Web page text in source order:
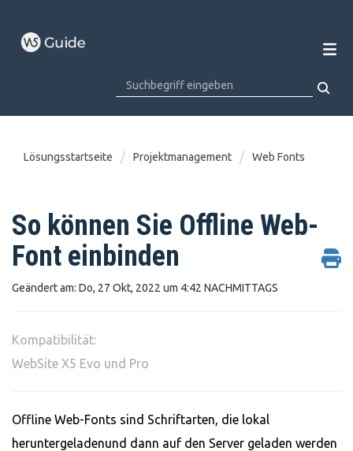
Lösungsstartseite Projektmanagement Web Fonts
So können Sie Offline Web-
Font einbinden
Geändert am: Do, 27 Okt, 2022 um 4:42 NACHMITTAGS
Kompatibilität:
WebSite X5 Evo und Pro
Offline Web-Fonts sind Schriftarten, die lokal
heruntergeladenund dann auf den Server geladen werden